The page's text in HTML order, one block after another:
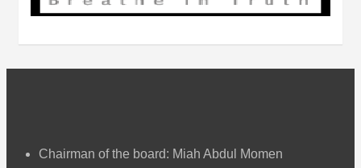
Chairman of the board: Miah Abdul Momen